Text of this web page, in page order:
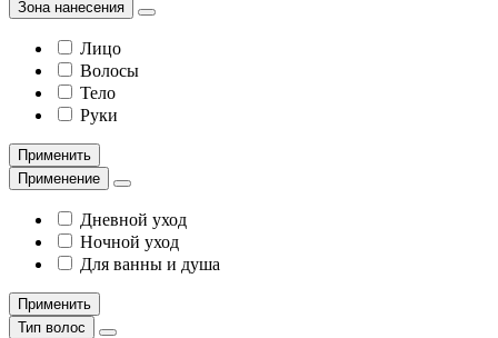
Зона нанесения
Лицо
Волосы
Тело
Руки
Применить
Применение
Дневной уход
Ночной уход
Для ванны и душа
Применить
Тип волос